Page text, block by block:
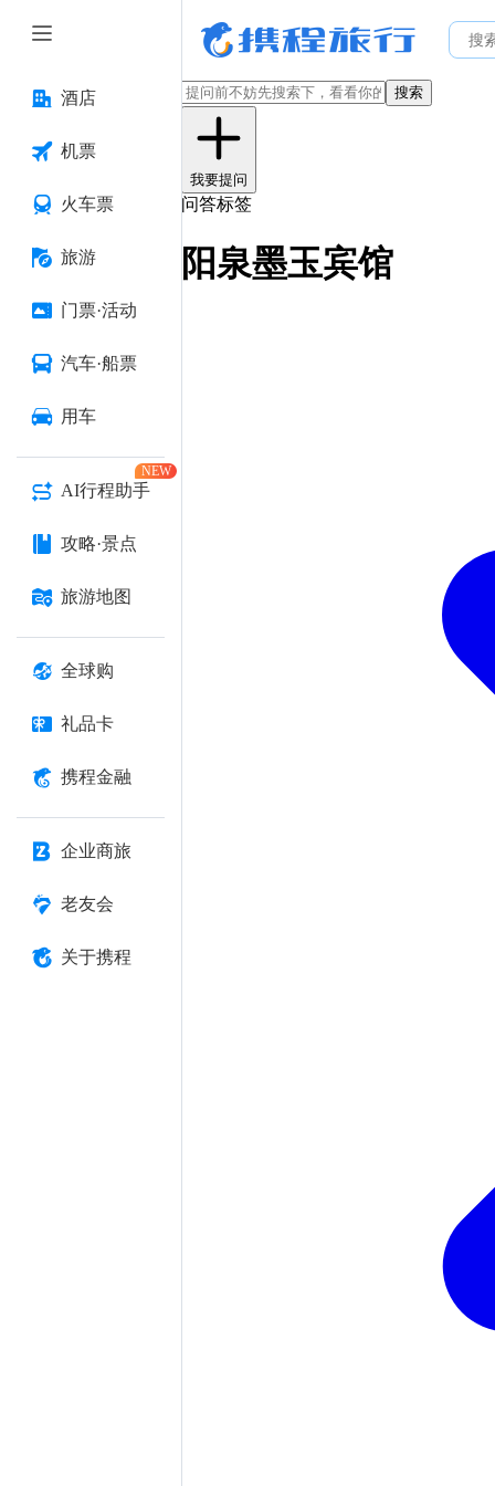
酒店
机票
火车票
旅游
门票·活动
汽车·船票
用车
AI行程助手
NEW
攻略·景点
旅游地图
全球购
礼品卡
携程金融
企业商旅
老友会
关于携程
搜索
我要提问
问答标签
阳泉墨玉宾馆